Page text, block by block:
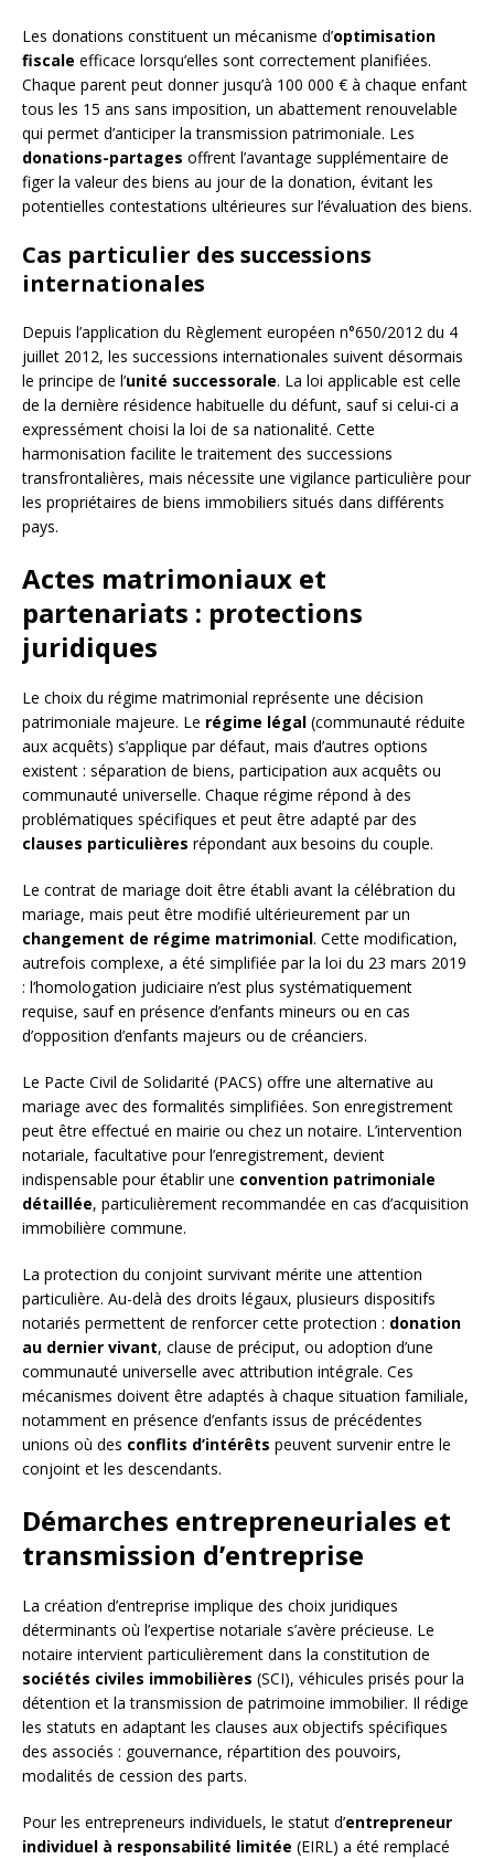
Les donations constituent un mécanisme d’optimisation
fiscale efficace lorsqu’elles sont correctement planifiées.
Chaque parent peut donner jusqu’à 100 000 € à chaque enfant
tous les 15 ans sans imposition, un abattement renouvelable
qui permet d’anticiper la transmission patrimoniale. Les
donations-partages offrent l’avantage supplémentaire de
figer la valeur des biens au jour de la donation, évitant les
potentielles contestations ultérieures sur l’évaluation des biens.
Cas particulier des successions
internationales
Depuis l’application du Règlement européen n°650/2012 du 4
juillet 2012, les successions internationales suivent désormais
le principe de l’unité successorale. La loi applicable est celle
de la dernière résidence habituelle du défunt, sauf si celui-ci a
expressément choisi la loi de sa nationalité. Cette
harmonisation facilite le traitement des successions
transfrontalières, mais nécessite une vigilance particulière pour
les propriétaires de biens immobiliers situés dans différents
pays.
Actes matrimoniaux et
partenariats : protections
juridiques
Le choix du régime matrimonial représente une décision
patrimoniale majeure. Le régime légal (communauté réduite
aux acquêts) s’applique par défaut, mais d’autres options
existent : séparation de biens, participation aux acquêts ou
communauté universelle. Chaque régime répond à des
problématiques spécifiques et peut être adapté par des
clauses particulières répondant aux besoins du couple.
Le contrat de mariage doit être établi avant la célébration du
mariage, mais peut être modifié ultérieurement par un
changement de régime matrimonial. Cette modification,
autrefois complexe, a été simplifiée par la loi du 23 mars 2019
: l’homologation judiciaire n’est plus systématiquement
requise, sauf en présence d’enfants mineurs ou en cas
d’opposition d’enfants majeurs ou de créanciers.
Le Pacte Civil de Solidarité (PACS) offre une alternative au
mariage avec des formalités simplifiées. Son enregistrement
peut être effectué en mairie ou chez un notaire. L’intervention
notariale, facultative pour l’enregistrement, devient
indispensable pour établir une convention patrimoniale
détaillée, particulièrement recommandée en cas d’acquisition
immobilière commune.
La protection du conjoint survivant mérite une attention
particulière. Au-delà des droits légaux, plusieurs dispositifs
notariés permettent de renforcer cette protection : donation
au dernier vivant, clause de préciput, ou adoption d’une
communauté universelle avec attribution intégrale. Ces
mécanismes doivent être adaptés à chaque situation familiale,
notamment en présence d’enfants issus de précédentes
unions où des conflits d’intérêts peuvent survenir entre le
conjoint et les descendants.
Démarches entrepreneuriales et
transmission d’entreprise
La création d’entreprise implique des choix juridiques
déterminants où l’expertise notariale s’avère précieuse. Le
notaire intervient particulièrement dans la constitution de
sociétés civiles immobilières (SCI), véhicules prisés pour la
détention et la transmission de patrimoine immobilier. Il rédige
les statuts en adaptant les clauses aux objectifs spécifiques
des associés : gouvernance, répartition des pouvoirs,
modalités de cession des parts.
Pour les entrepreneurs individuels, le statut d’entrepreneur
individuel à responsabilité limitée (EIRL) a été remplacé